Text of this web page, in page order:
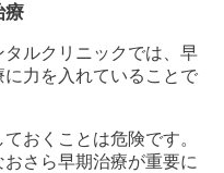
療
ルクリニックでは、早
力を入れていることで
おくことは危険です。
さら早期治療が重要に